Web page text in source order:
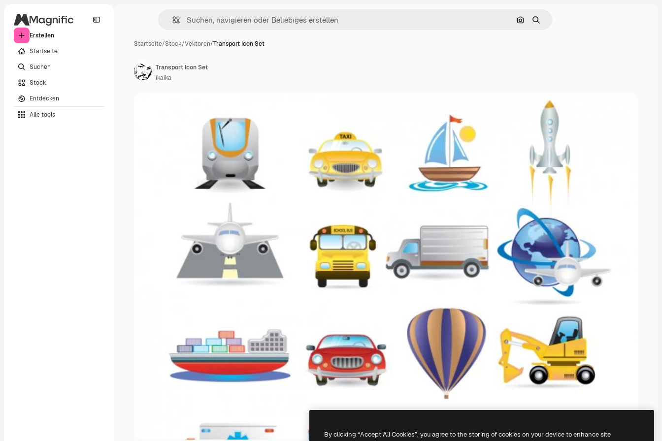
Erstellen
Startseite
Suchen
Stock
Entdecken
Alle tools
Nach Bild suchen
Suchen
Startseite/Stock/Vektoren/Transport Icon Set
Transport Icon Set
ikaika
By clicking “Accept All Cookies”, you agree to the storing of cookies on your device to enhance site